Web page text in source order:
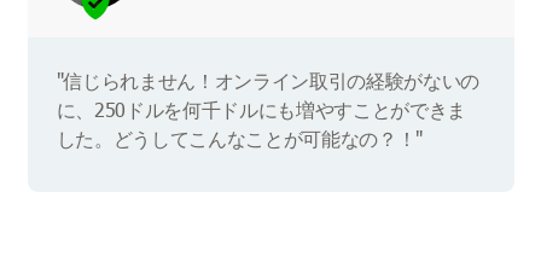
"信じられません！オンライン取引の経験がないの
に、250ドルを何千ドルにも増やすことができま
した。どうしてこんなことが可能なの？！"